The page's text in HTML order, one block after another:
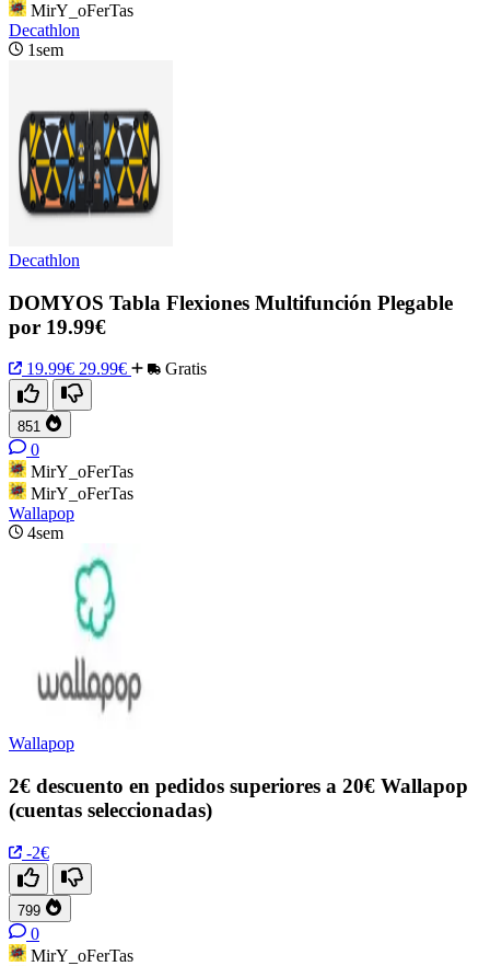
MirY_oFerTas
Decathlon
1sem
Decathlon
DOMYOS Tabla Flexiones Multifunción Plegable
por 19.99€
19.99€ 29.99€ Gratis
851
0
MirY_oFerTas
MirY_oFerTas
Wallapop
4sem
Wallapop
2€ descuento en pedidos superiores a 20€ Wallapop
(cuentas seleccionadas)
-2€
799
0
MirY_oFerTas